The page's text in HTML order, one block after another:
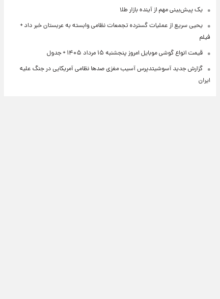
یک پیش‌بینی مهم از آینده بازار طلا
یحیی سریع از عملیات گسترده تجمعات نظامی وابسته به عربستان خبر داد +
فیلم
قیمت انواع گوشی موبایل امروز پنجشنبه ۱۵ مرداد ۱۴۰۵ + جدول
گزارش جدید آسوشیتدپرس آسیب مغزی صدها نظامی آمریکایی در جنگ علیه
ایران